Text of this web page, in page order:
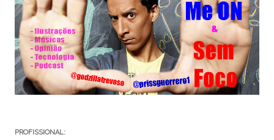
PROFISSIONAL: